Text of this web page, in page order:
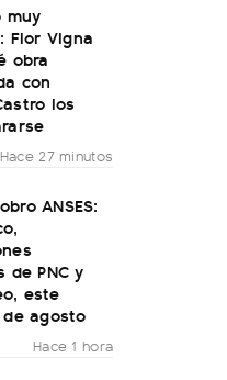
muy
Flor Vigna
obra
con
los
Hace 27 minutos
ANSES:
de PNC y
este
agosto
Hace 1 hora